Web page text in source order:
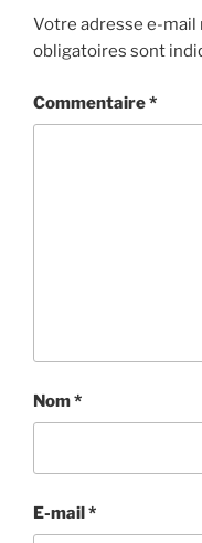
Votre adresse e-mail
obligatoires sont
Commentaire*
Nom*
E-mail*